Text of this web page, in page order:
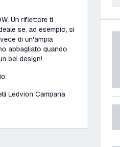
Un riflettore ti
se, ad esempio, si
di un'ampia
abbagliato quando
bel design!
Ledvion Campana